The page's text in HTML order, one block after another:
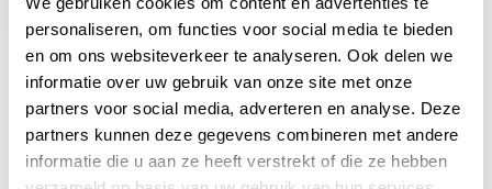
personaliseren, om functies voor social media te bieden
en om ons websiteverkeer te analyseren. Ook delen we
informatie over uw gebruik van onze site met onze
partners voor social media, adverteren en analyse. Deze
partners kunnen deze gegevens combineren met andere
informatie die u aan ze heeft verstrekt of die ze hebben
1